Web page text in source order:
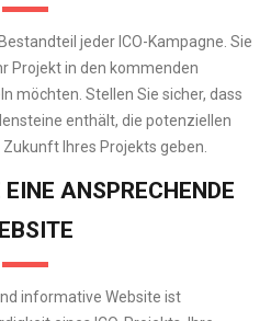
jeder ICO-Kampagne. Sie
Projekt in den kommenden
möchten. Stellen Sie sicher, dass
enthält, die potenziellen
Ihres Projekts geben.
ANSPRECHENDE
informative Website ist